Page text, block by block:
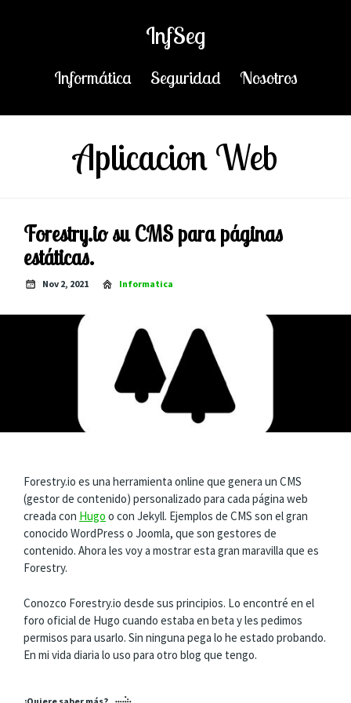
InfSeg
Informática Seguridad Nosotros
Aplicacion Web
Forestry.io su CMS para páginas
estáticas.
Nov 2, 2021 Informatica
Forestry.io es una herramienta online que genera un CMS
(gestor de contenido) personalizado para cada página web
creada con Hugo o con Jekyll. Ejemplos de CMS son el gran
conocido WordPress o Joomla, que son gestores de
contenido. Ahora les voy a mostrar esta gran maravilla que es
Forestry.
Conozco Forestry.io desde sus principios. Lo encontré en el
foro oficial de Hugo cuando estaba en beta y les pedimos
permisos para usarlo. Sin ninguna pega lo he estado probando.
En mi vida diaria lo uso para otro blog que tengo.